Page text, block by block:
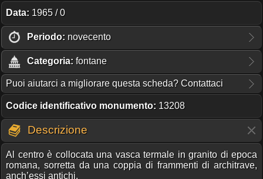
Data: 1965 / 0
Periodo: novecento
Categoria: fontane
Puoi aiutarci a migliorare questa scheda? Contattaci
Codice identificativo monumento: 13208
Descrizione
Al centro è collocata una vasca termale in granito di epoca
romana, sorretta da una coppia di frammenti di architrave,
anch’essi antichi.